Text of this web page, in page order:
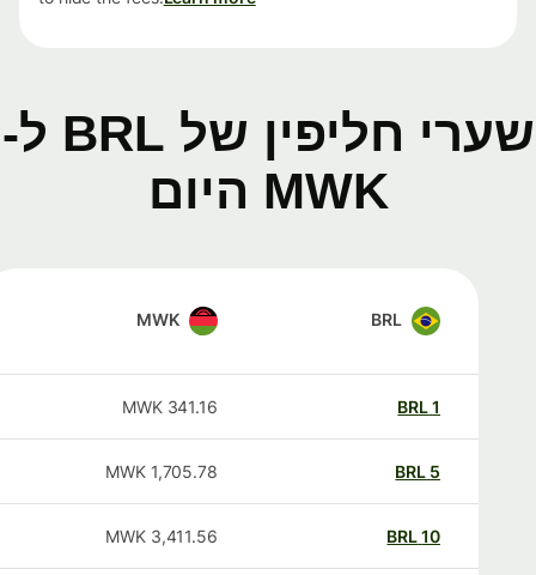
שערי חליפין של BRL ל-
MWK היום
BRL
MWK
BRL
341.16
MWK
BRL
1,705.78
MWK
BRL
3,411.56
MWK